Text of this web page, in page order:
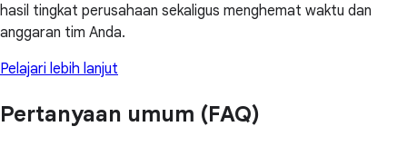
hasil tingkat perusahaan sekaligus menghemat waktu dan
anggaran tim Anda.
Pelajari lebih lanjut
Pertanyaan umum (FAQ)